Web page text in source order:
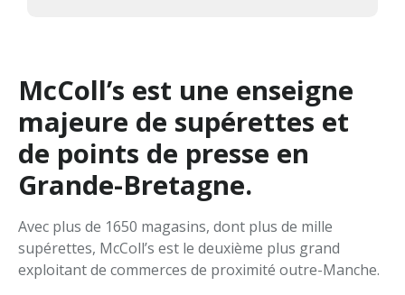
McColl’s est une enseigne
majeure de supérettes et
de points de presse en
Grande-Bretagne.
Avec plus de 1650 magasins, dont plus de mille
supérettes, McColl’s est le deuxième plus grand
exploitant de commerces de proximité outre-Manche.